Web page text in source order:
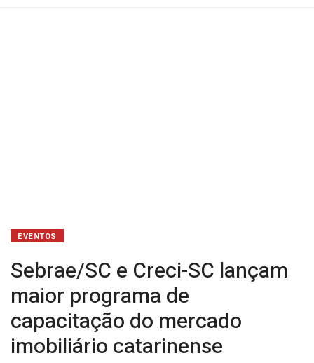
EVENTOS
Sebrae/SC e Creci-SC lançam
maior programa de
capacitação do mercado
imobiliário catarinense